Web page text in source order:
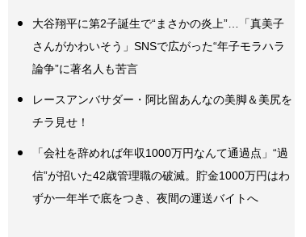
大谷翔平に第2子誕生で“まさかの炎上”…「真美子
さんがかわいそう」SNSで広がった“年子モラハラ
論争”に著名人も苦言
レースアンバサダー・阿比留あんなの美脚＆美尻を
チラ見せ！
「会社を辞めれば年収1000万円なんて通過点」“過
信”が招いた42歳管理職の破滅。貯金1000万円はわ
ずか一年半で底をつき、夜間の運送バイトへ